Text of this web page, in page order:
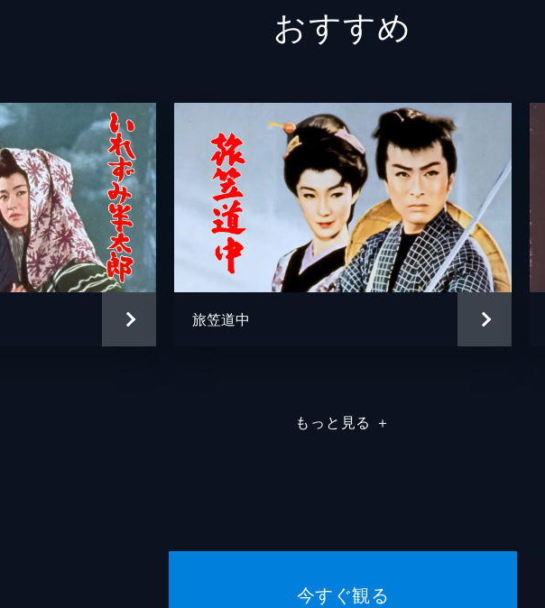
おすすめ
旅笠道中
もっと見る ＋
今すぐ観る